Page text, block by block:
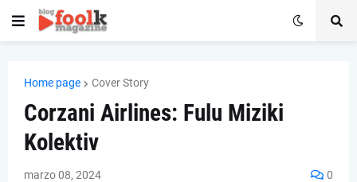
Home page Cover Story
Corzani Airlines: Fulu Miziki
Kolektiv
marzo 08, 2024 0